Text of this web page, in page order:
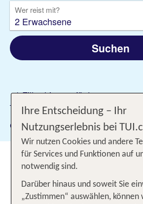
Wer reist mit?
2 Erwachsene
Suchen
1 Filter hinzugefügt
Gewählte Filter: AI
All Inclusive Urlaub
Genieße Spaniens
ewigen Frühlings
Ihre Entscheidung – Ihr
Nutzungserlebnis bei
Wir nutzen Cookies und andere
für Services und Funktionen auf
notwendig sind.
Darüber hinaus und soweit Sie
„Zustimmen“ auswählen, können